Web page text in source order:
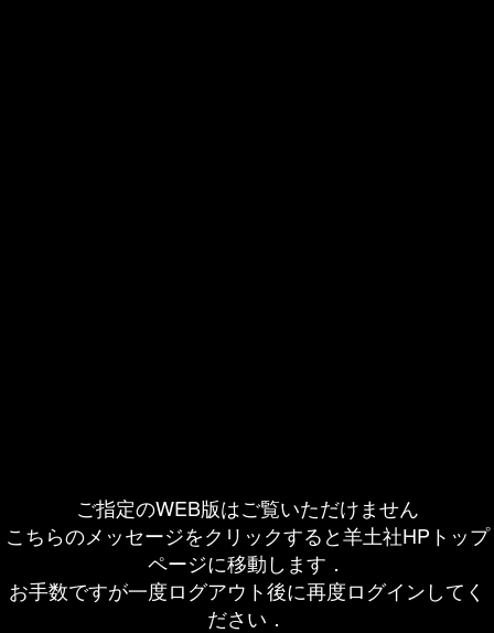
ご指定のWEB版はご覧いただけません
こちらのメッセージをクリックすると羊土社HPトップ
ページに移動します．
お手数ですが一度ログアウト後に再度ログインしてく
ださい．